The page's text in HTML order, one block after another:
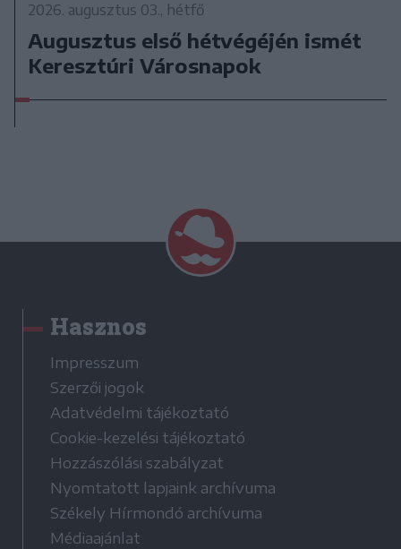
2026. augusztus 03., hétfő
Augusztus első hétvégéjén ismét
Keresztúri Városnapok
Hasznos
Impresszum
Szerzői jogok
Adatvédelmi tájékoztató
Cookie-kezelési tájékoztató
Hozzászólási szabályzat
Nyomtatott lapjaink archívuma
Székely Hírmondó archívuma
Médiaajánlat